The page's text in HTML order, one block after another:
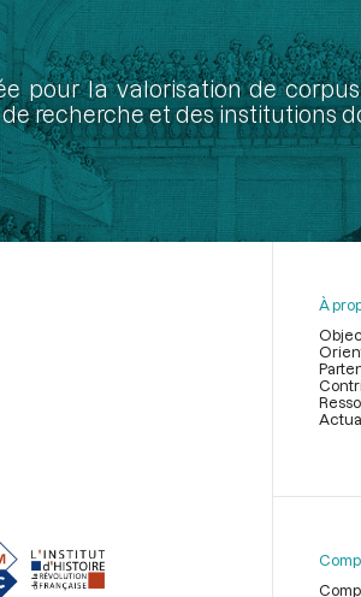
pour la valorisation de
recherche et des institutions
page
À